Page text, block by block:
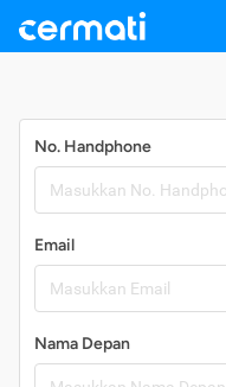
No. Handphone
Email
Nama Depan